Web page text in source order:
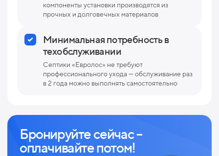
компоненты установки производятся из
прочных и долговечных материалов
Минимальная потребность в
техобслуживании
Септики «Евролос» не требуют
профессионального ухода — обслуживание раз
в 2 года можно выполнять самостоятельно
Бронируйте сейчас –
оплачивайте потом!